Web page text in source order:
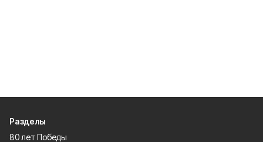
Разделы
80 лет Победы